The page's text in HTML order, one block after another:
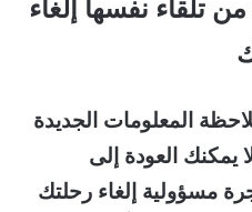
تلقاء نفسها إلغاء
المعلومات الجديدة
يمكنك العودة إلى
مسؤولية إلغاء رحلتك